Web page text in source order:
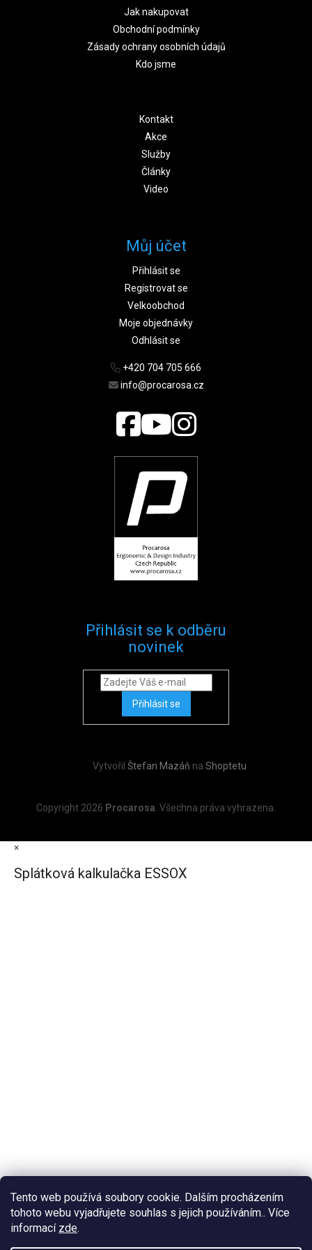
Tento web používá soubory cookie. Dalším procházením
tohoto webu vyjadřujete souhlas s jejich používáním.. Více
informací zde.
Jak nakupovat
Obchodní podmínky
Zásady ochrany osobních údajů
Kdo jsme
Kontakt
Akce
Služby
Články
Video
Můj účet
Přihlásit se
Registrovat se
Velkoobchod
Moje objednávky
Odhlásit se
+420 704 705 666
info@procarosa.cz
Přihlásit se k odběru
novinek
Přihlásit se
Vytvořil Štefan Mazáň na Shoptetu
Copyright 2026 Procarosa . Všechna práva vyhrazena.
×
Splátková kalkulačka ESSOX